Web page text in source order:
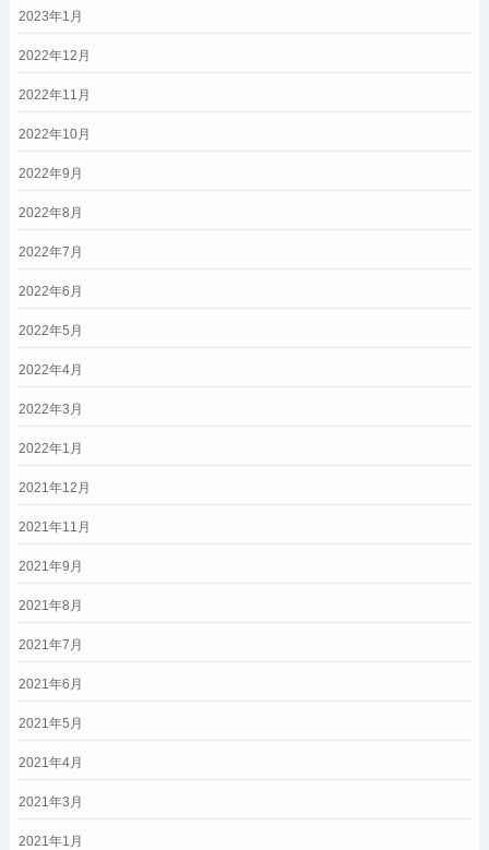
2023年1月
2022年12月
2022年11月
2022年10月
2022年9月
2022年8月
2022年7月
2022年6月
2022年5月
2022年4月
2022年3月
2022年1月
2021年12月
2021年11月
2021年9月
2021年8月
2021年7月
2021年6月
2021年5月
2021年4月
2021年3月
2021年1月